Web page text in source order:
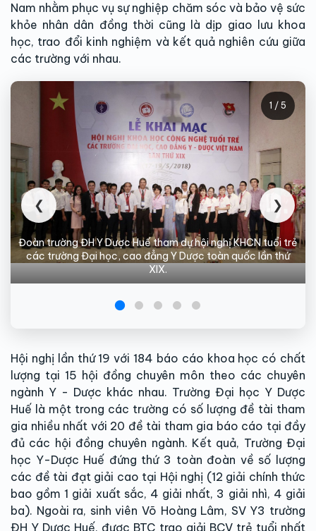
Nam nhằm phục vụ sự nghiệp chăm sóc và bảo vệ sức
khỏe nhân dân đồng thời cũng là dịp giao lưu khoa
học, trao đổi kinh nghiệm và kết quả nghiên cứu giữa
các trường với nhau.
Đoàn trường ĐH Y Dược Huế tham dự hội nghị KHCN tuổi trẻ
các trường Đại học, cao đẳng Y Dược toàn quốc lần thứ
XIX.
❮ ❯
1 / 5
Hội nghị lần thứ 19 với 184 báo cáo khoa học có chất
lượng tại 15 hội đồng chuyên môn theo các chuyên
ngành Y - Dược khác nhau. Trường Đại học Y Dược
Huế là một trong các trường có số lượng đề tài tham
gia nhiều nhất với 20 đề tài tham gia báo cáo tại đầy
đủ các hội đồng chuyên ngành. Kết quả, Trường Đại
học Y-Dược Huế đứng thứ 3 toàn đoàn về số lượng
các đề tài đạt giải cao tại Hội nghị (12 giải chính thức
bao gồm 1 giải xuất sắc, 4 giải nhất, 3 giải nhì, 4 giải
ba). Ngoài ra, sinh viên Võ Hoàng Lâm, SV Y3 trường
ĐH Y Dược Huế, được BTC trao giải BCV trẻ tuổi nhất